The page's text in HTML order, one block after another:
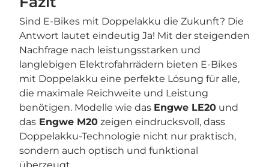
Sind E-Bikes mit Doppelakku die Zukunft? Die
Antwort lautet eindeutig Ja! Mit der steigenden
Nachfrage nach leistungsstarken und
langlebigen Elektrofahrrädern bieten E-Bikes
mit Doppelakku eine perfekte Lösung für alle,
die maximale Reichweite und Leistung
benötigen. Modelle wie das Engwe LE20 und
das Engwe M20 zeigen eindrucksvoll, dass
Doppelakku-Technologie nicht nur praktisch,
sondern auch optisch und funktional